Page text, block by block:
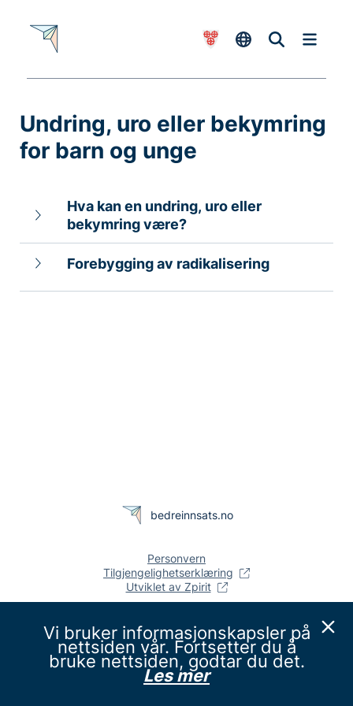
Undring, uro eller bekymring
for barn og unge
Hva kan en undring, uro eller
bekymring være?
Forebygging av radikalisering
bedreinnsats.no
Personvern
Tilgjengelighetserklæring
Utviklet av Zpirit
Vi bruker informasjonskapsler på
nettsiden vår. Fortsetter du å
bruke nettsiden, godtar du det.
Les mer